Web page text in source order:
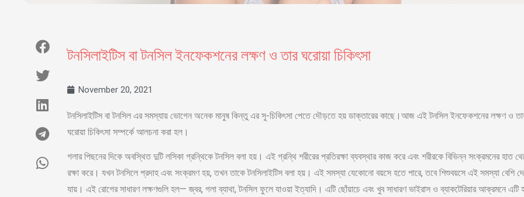
টনসিলাইটিস বা টনসিল ইনফেকশনের লক্ষণ ও তার ঘরোয়া চিকিৎসা
November 20, 2021
টনসিলাইটিস বা টনসিল এর সমস্যায় ভোগেন অনেক মানুষ কিন্তু এর সু-চিকিৎসা পেতে দৌড়তে হয় ডাক্তারের কাছে।আজ এই টনসিল ইনফেকশনের লক্ষণ ও
ঘরোয়া চিকিৎসা সম্পর্কে আলচনা করা হল।
গলার পিছনের দিকে অবস্থিত দুটি লসিকা গ্রন্থিকে টনসিল বলা হয়। এই গ্রন্থি শরীরের প্রতিরক্ষা ব্যবস্থার কাজ করে এবং শরীরকে বিভিন্ন সংক্রমনের হাত
রক্ষা করে। যখন টনসিলে প্রদাহ এবং সংক্রমণ হয়, তখন তাকে টনসিলাইটিস বলা হয়। এই সমস্যা যেকোনো বয়সে হতে পারে, তবে শিশুবয়সে এই সমস্যা বেশি
যায়। এই রোগের সাধারণ লক্ষণগুলি হল— জ্বর, গলা ব্যাথা, টনসিল ফুলে যাওয়া ইত্যাদি। এটি ছোঁয়াচে এবং খুব সাধারণ ভাইরাস ও ব্যাকটেরিয়ার আক্রমনে এটি